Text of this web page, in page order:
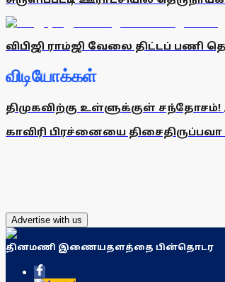
விபிஜி ராம்ஜி வேலை திட்டப் பணி
விடியோக்கள்
திமுகவிற்கு உள்ளுக்குள் சந்தோசம்!
காவிரி பிரச்னையை
Advertise with us
தினமணி இணையதளத்தை பின்தொடர